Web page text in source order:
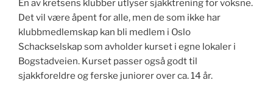
En av kretsens klubber utlyser sjakktrening for voksne.
Det vil være åpent for alle, men de som ikke har
klubbmedlemskap kan bli medlem i Oslo
Schackselskap som avholder kurset i egne lokaler i
Bogstadveien. Kurset passer også godt til
sjakkforeldre og ferske juniorer over ca. 14 år.